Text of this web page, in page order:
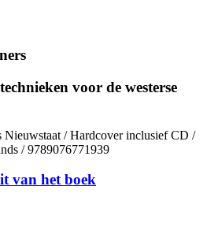
voor de westerse
Nieuwstaat / Hardcover inclusief CD /
/ 9789076771939
van het boek